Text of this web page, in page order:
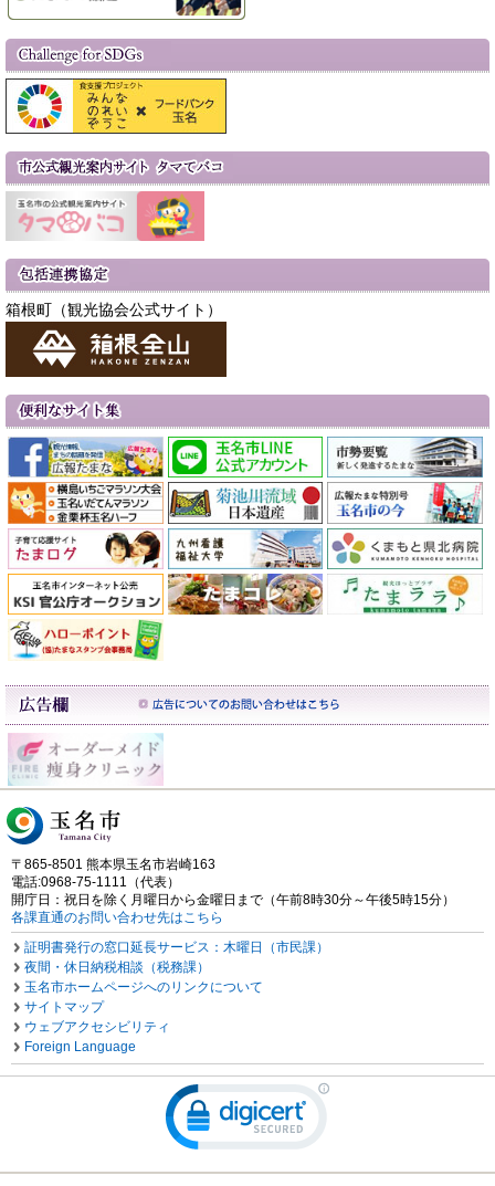
箱根町（観光協会公式サイト）
〒865-8501 熊本県玉名市岩崎163
電話:0968-75-1111（代表）
開庁日：祝日を除く月曜日から金曜日まで（午前8時30分～午後5時15分）
各課直通のお問い合わせ先はこちら
証明書発行の窓口延長サービス：木曜日（市民課）
夜間・休日納税相談（税務課）
玉名市ホームページへのリンクについて
サイトマップ
ウェブアクセシビリティ
Foreign Language